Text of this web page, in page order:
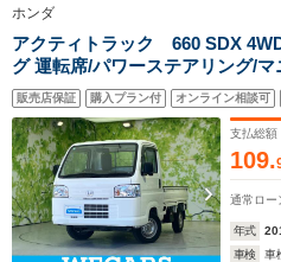
ホンダ
アクティトラック 660 SDX
グ 運転席/パワーステアリング/
積載量350kg/ラジオ
販売店保証 購入プラン付 オンライン相談可
支払総額
109.
通常ロー
年式
車検
車